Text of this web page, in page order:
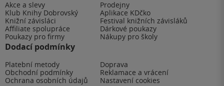
Akce a slevy
Prodejny
Klub Knihy Dobrovský
Aplikace KDčko
Knižní závisláci
Festival knižních závisláků
Affiliate spolupráce
Dárkové poukazy
Poukazy pro firmy
Nákupy pro školy
Dodací podmínky
Platební metody
Doprava
Obchodní podmínky
Reklamace a vrácení
Ochrana osobních údajů
Nastavení cookies